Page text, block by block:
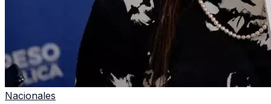
Nacionales